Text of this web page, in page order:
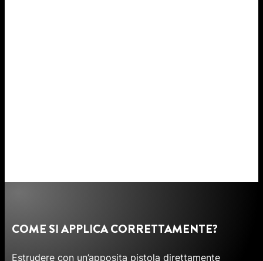
COME SI APPLICA CORRETTAMENTE?
Estrudere con un’apposita pistola direttamente